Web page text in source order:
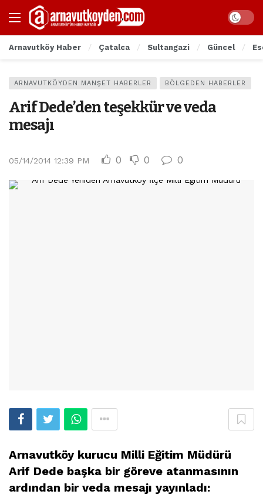
Arnavutköy Haber Çatalca Sultangazi Güncel
ARNAVUTKÖYDEN MANŞET HABERLER BÖLGEDEN HABERLER
Arif Dede’den teşekkür ve veda
mesajı
05/14/2014 12:39 PM 0 0 0
Arnavutköy kurucu Milli Eğitim Müdürü
Arif Dede başka bir göreve atanmasının
ardından bir veda mesajı yayınladı: